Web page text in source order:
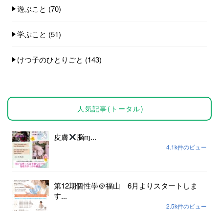
遊ぶこと (70)
学ぶこと (51)
けつ子のひとりごと (143)
人気記事(トータル)
皮膚 脳ɱ...
4.1k件のビュー
第12期個性學＠福山 6月よりスタートしま
す...
2.5k件のビュー